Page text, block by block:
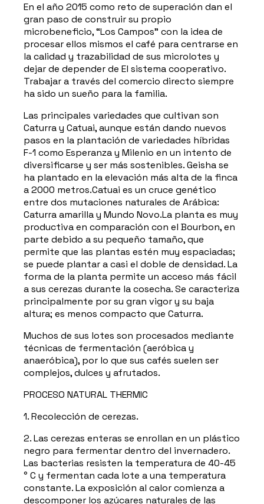
En el año 2015 como reto de superación dan el
gran paso de construir su propio
microbeneficio, “Los Campos” con la idea de
procesar ellos mismos el café para centrarse en
la calidad y trazabilidad de sus microlotes y
dejar de depender de El sistema cooperativo.
Trabajar a través del comercio directo siempre
ha sido un sueño para la familia.
​Las principales variedades que cultivan son
Caturra y Catuai, aunque están dando nuevos
pasos en la plantación de variedades híbridas
F-1 como Esperanza y Milenio en un intento de
diversificarse y ser más sostenibles. Geisha se
ha plantado en la elevación más alta de la finca
a 2000 metros.Catuai es un cruce genético
entre dos mutaciones naturales de Arábica:
Caturra amarilla y Mundo Novo.La planta es muy
productiva en comparación con el Bourbon, en
parte debido a su pequeño tamaño, que
permite que las plantas estén muy espaciadas;
se puede plantar a casi el doble de densidad. La
forma de la planta permite un acceso más fácil
a sus cerezas durante la cosecha. Se caracteriza
principalmente por su gran vigor y su baja
altura; es menos compacto que Caturra.
Muchos de sus lotes son procesados ​​mediante
técnicas de fermentación (aeróbica y
anaeróbica), por lo que sus cafés suelen ser
complejos, dulces y afrutados.
PROCESO NATURAL THERMIC
1. Recolección de cerezas.
2. Las cerezas enteras se enrollan en un plástico
negro para fermentar dentro del invernadero.
Las bacterias resisten la temperatura de 40-45
° C y fermentan cada lote a una temperatura
constante. La exposición al calor comienza a
descomponer los azúcares naturales de las